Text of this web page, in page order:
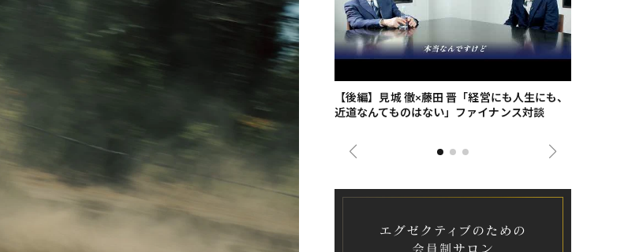
前列ホテル「UMITO 熱海 別邸」
【後編】見城 徹×藤田 晋「経営にも人生にも、
近道なんてものはない」ファイナンス対談